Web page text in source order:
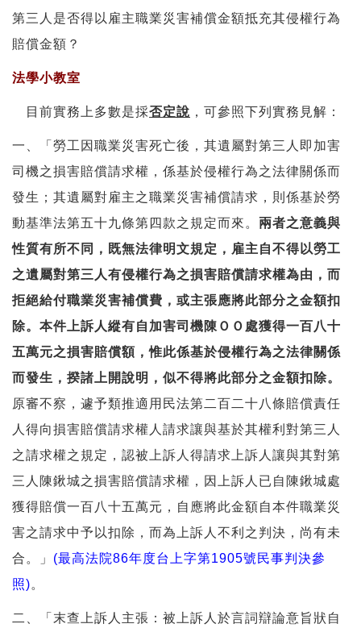
第三人是否得以雇主職業災害補償金額抵充其侵權行為
賠償金額？
法學小教室
目前實務上多數是採否定說 ，可參照下列實務見解：
一、「勞工因職業災害死亡後，其遺屬對第三人即加害
司機之損害賠償請求權，係基於侵權行為之法律關係而
發生；其遺屬對雇主之職業災害補償請求，則係基於勞
動基準法第五十九條第四款之規定而來。 兩者之意義與
性質有所不同，既無法律明文規定，雇主自不得以勞工
之遺屬對第三人有侵權行為之損害賠償請求權為由，而
拒絕給付職業災害補償費，或主張應將此部分之金額扣
除。本件上訴人縱有自加害司機陳ＯＯ處獲得一百八十
五萬元之損害賠償額，惟此係基於侵權行為之法律關係
而發生，揆諸上開說明，似不得將此部分之金額扣除。
原審不察，遽予類推適用民法第二百二十八條賠償責任
人得向損害賠償請求權人請求讓與基於其權利對第三人
之請求權之規定，認被上訴人得請求上訴人讓與其對第
三人陳鍬城之損害賠償請求權，因上訴人已自陳鍬城處
獲得賠償一百八十五萬元，自應將此金額自本件職業災
害之請求中予以扣除，而為上訴人不利之判決，尚有未
合。」 (最高法院86年度台上字第1905號民事判決參
照)。
二、「末查上訴人主張：被上訴人於言詞辯論意旨狀自